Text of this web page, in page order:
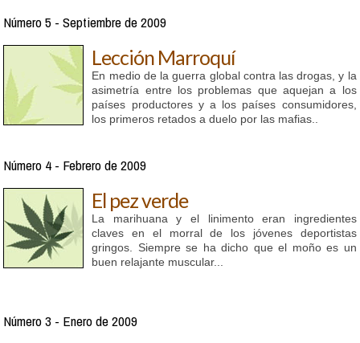
Número 5 - Septiembre de 2009
Lección Marroquí
En medio de la guerra global contra las drogas, y la
asimetría entre los problemas que aquejan a los
países productores y a los países consumidores,
los primeros retados a duelo por las mafias..
Número 4 - Febrero de 2009
El pez verde
La marihuana y el linimento eran ingredientes
claves en el morral de los jóvenes deportistas
gringos. Siempre se ha dicho que el moño es un
buen relajante muscular...
Número 3 - Enero de 2009